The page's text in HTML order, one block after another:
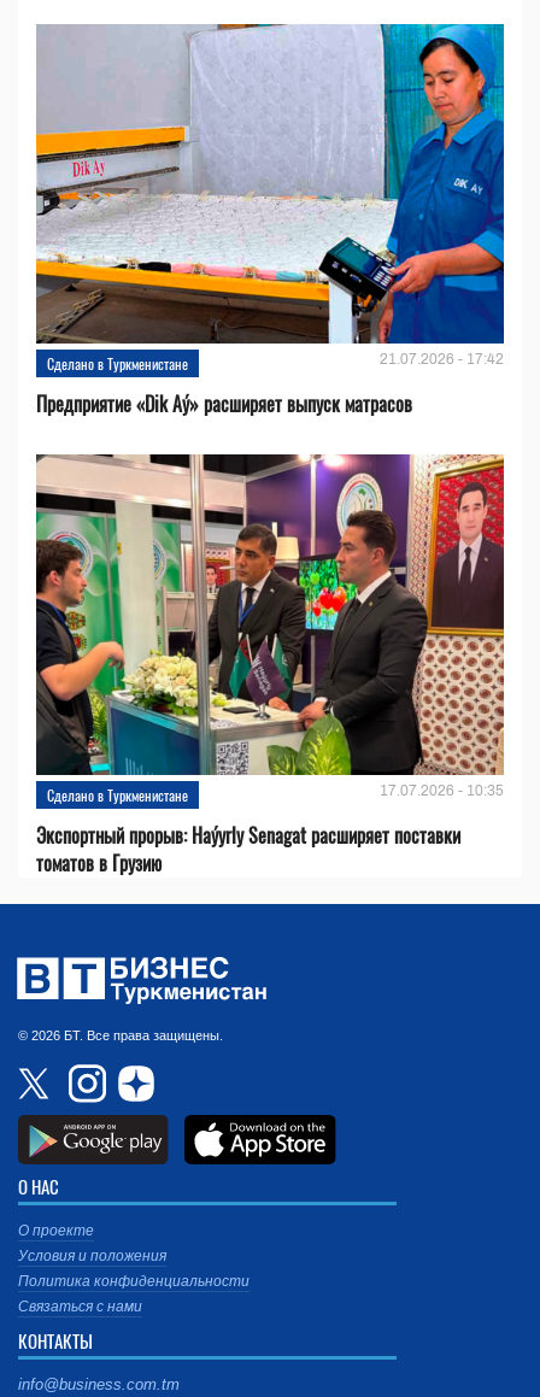
Сделано в Туркменистане 21.07.2026 - 17:42
Предприятие «Dik Aý» расширяет выпуск матрасов
Сделано в Туркменистане 17.07.2026 - 10:35
Экспортный прорыв: Haýyrly Senagat расширяет поставки
томатов в Грузию
© 2026 БТ. Все права защищены.
О НАС
О проекте
Условия и положения
Политика конфиденциальности
Связаться с нами
КОНТАКТЫ
info@business.com.tm